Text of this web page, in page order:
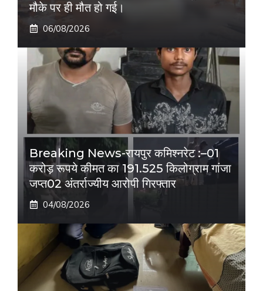
मौके पर ही मौत हो गई।
06/08/2026
Breaking News-रायपुर कमिश्नरेट :–01
करोड़ रूपये कीमत का 191.525 किलोग्राम गांजा
जप्त02 अंतर्राज्यीय आरोपी गिरफ्तार
04/08/2026